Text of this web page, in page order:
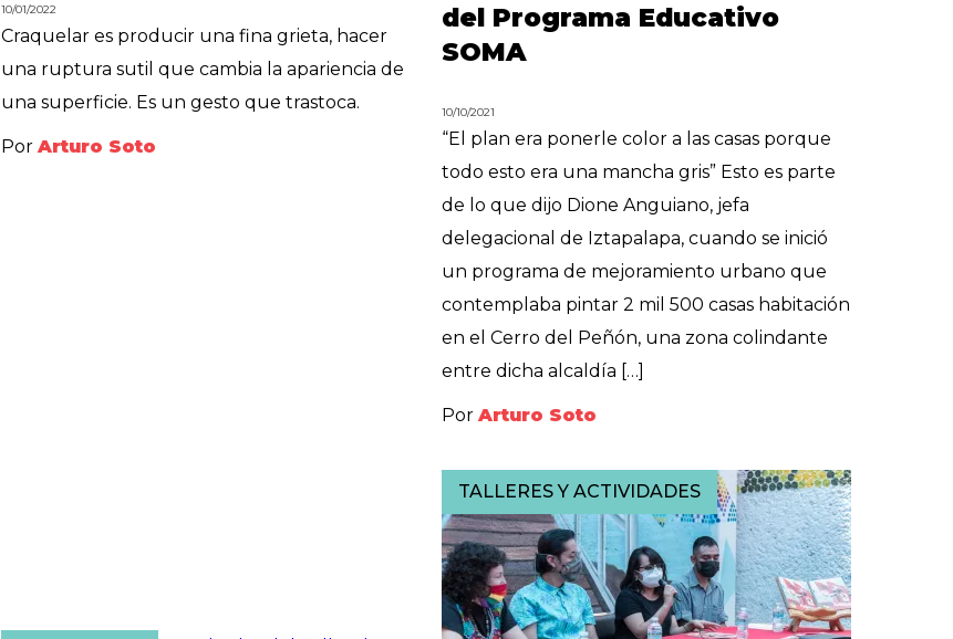
10/01/2022
Craquelar es producir una fina grieta, hacer
una ruptura sutil que cambia la apariencia de
una superficie. Es un gesto que trastoca.
PorArturo Soto
del Programa Educativo
SOMA
10/10/2021
“El plan era ponerle color a las casas porque
todo esto era una mancha gris” Esto es parte
de lo que dijo Dione Anguiano, jefa
delegacional de Iztapalapa, cuando se inició
un programa de mejoramiento urbano que
contemplaba pintar 2 mil 500 casas habitación
en el Cerro del Peñón, una zona colindante
entre dicha alcaldía […]
PorArturo Soto
TALLERES Y ACTIVIDADES